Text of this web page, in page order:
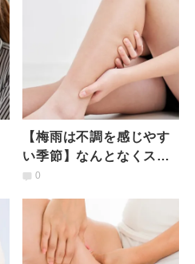
【梅雨は不調を感じやす
い季節】なんとなくスッ
キリしない体と心に効く
レッチ
0